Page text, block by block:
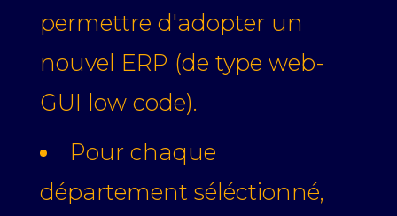
permettre d'adopter un
nouvel ERP (de type web-
GUI low code).
Pour chaque
département séléctionné,